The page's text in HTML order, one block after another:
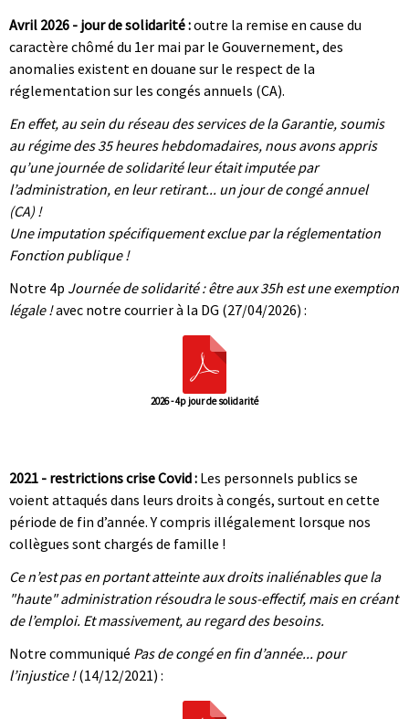
Avril 2026 - jour de solidarité :outre la remise en cause du
caractère chômé du 1er mai par le Gouvernement, des
anomalies existent en douane sur le respect de la
réglementation sur les congés annuels (CA).
En effet, au sein du réseau des services de la Garantie, soumis
au régime des 35 heures hebdomadaires, nous avons appris
qu’une journée de solidarité leur était imputée par
l’administration, en leur retirant... un jour de congé annuel
(CA) !
Une imputation spécifiquement exclue par la réglementation
Fonction publique !
Notre 4p Journée de solidarité : être aux 35h est une exemption
légale !avec notre courrier à la DG (27/04/2026) :
2026 - 4p jour de solidarité
2021 - restrictions crise Covid : Les personnels publics se
voient attaqués dans leurs droits à congés, surtout en cette
période de fin d’année. Y compris illégalement lorsque nos
collègues sont chargés de famille !
Ce n’est pas en portant atteinte aux droits inaliénables que la
"haute" administration résoudra le sous-effectif, mais en créant
de l’emploi. Et massivement, au regard des besoins.
Notre communiqué Pas de congé en fin d’année... pour
l’injustice !(14/12/2021) :